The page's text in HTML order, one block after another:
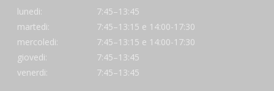
lunedi:
7:45–13:45
martedi:
7:45–13:15 e 14:00-17:30
mercoledi:
7:45–13:15 e 14:00-17:30
giovedi:
7:45–13:45
venerdi:
7:45–13:45